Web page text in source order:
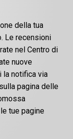
della tua
Le recensioni
nel Centro di
nuove
la notifica via
pagina delle
tue pagine